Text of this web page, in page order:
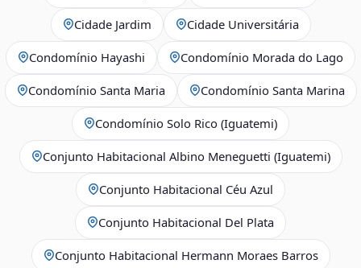
Cidade Jardim Cidade Universitária
Condomínio Hayashi Condomínio Morada do Lago
Condomínio Santa Maria Condomínio Santa Marina
Condomínio Solo Rico (Iguatemi)
Conjunto Habitacional Albino Meneguetti (Iguatemi)
Conjunto Habitacional Céu Azul
Conjunto Habitacional Del Plata
Conjunto Habitacional Hermann Moraes Barros